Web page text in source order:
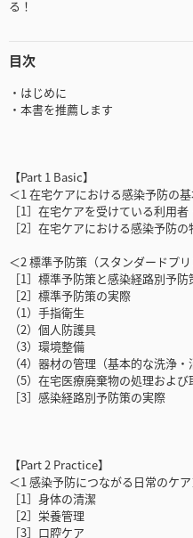
る！
目次
・はじめに
・本書を推薦します
【Part 1 Basic】
＜1 在宅ケアにおける感染予防の
［1］在宅ケアを受けている利用
［2］在宅ケアにおける感染予防の
＜2 標準予防策（スタンダードプ
［1］標準予防策と感染経路別予
［2］標準予防策の実際
（1）手指衛生
（2）個人防護具
（3）環境整備
（4）器材の管理（基本的な洗浄・
（5）在宅医療廃棄物の処理およ
［3］感染経路別予防策の実際
【Part 2 Practice】
＜1 感染予防につながる日常のケ
［1］身体の清潔
［2］栄養管理
［3］口腔ケア